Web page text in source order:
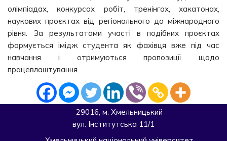
олімпіадах, конкурсах робіт, тренінгах, хакатонах,
наукових проєктах від регіонального до міжнародного
рівня. За результатами участі в подібних проєктах
формується імідж студента як фахівця вже під час
навчання і отримуються пропозиції щодо
працевлаштування.
29016, м. Хмельницький
вул. Інститутська 11/1